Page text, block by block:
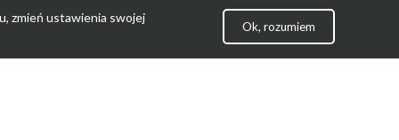
zmień ustawienia swojej
Ok, rozumiem